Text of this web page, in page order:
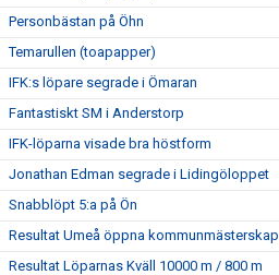
Personbästan på Öhn
Temarullen (toapapper)
IFK:s löpare segrade i Ömaran
Fantastiskt SM i Anderstorp
IFK-löparna visade bra höstform
Jonathan Edman segrade i Lidingöloppet
Snabblöpt 5:a på Ön
Resultat Umeå öppna kommunmästerskap
Resultat Löparnas Kväll 10000 m / 800 m